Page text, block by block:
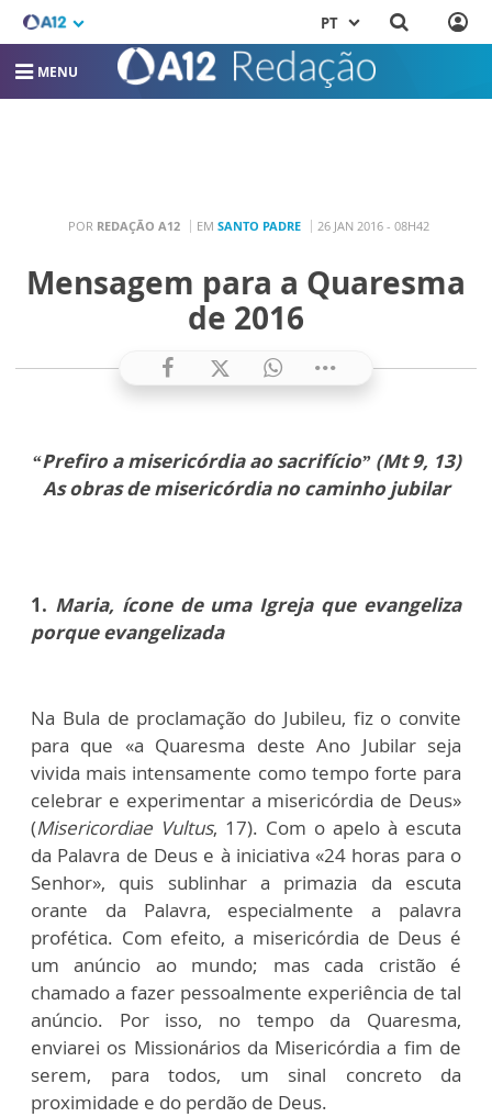
PT
MENU
POR REDAÇÃO A12 EM SANTO PADRE 26 JAN 2016 - 08H42
Mensagem para a Quaresma
de 2016
“Prefiro a misericórdia ao sacrifício” (Mt 9, 13)
As obras de misericórdia no caminho jubilar
1. Maria, ícone de uma Igreja que evangeliza
porque evangelizada
Na Bula de proclamação do Jubileu, fiz o convite
para que «a Quaresma deste Ano Jubilar seja
vivida mais intensamente como tempo forte para
celebrar e experimentar a misericórdia de Deus»
(Misericordiae Vultus, 17). Com o apelo à escuta
da Palavra de Deus e à iniciativa «24 horas para o
Senhor», quis sublinhar a primazia da escuta
orante da Palavra, especialmente a palavra
profética. Com efeito, a misericórdia de Deus é
um anúncio ao mundo; mas cada cristão é
chamado a fazer pessoalmente experiência de tal
anúncio. Por isso, no tempo da Quaresma,
enviarei os Missionários da Misericórdia a fim de
serem, para todos, um sinal concreto da
proximidade e do perdão de Deus.